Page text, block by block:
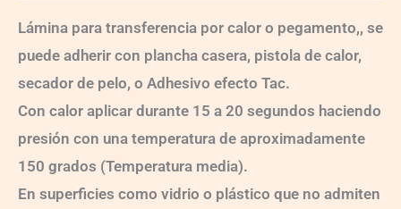
Lámina para transferencia por calor o pegamento,, se
puede adherir con plancha casera, pistola de calor,
secador de pelo, o Adhesivo efecto Tac.
Con calor aplicar durante 15 a 20 segundos haciendo
presión con una temperatura de aproximadamente
150 grados (Temperatura media).
En superficies como vidrio o plástico que no admiten